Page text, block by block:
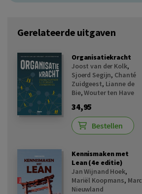
Gerelateerde uitgaven
Organisatiekracht
Joost van der Kolk,
Sjoerd Segijn, Chanté
Zuidgeest, Lianne de
Bie,Wouter ten Have
34,95
Bestellen
Kennismaken met
Lean (4e editie)
Jan Wijnand Hoek,
Mariël Koopmans, Marc
Nieuwland